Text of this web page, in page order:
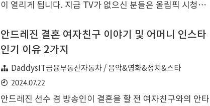
려져 있지 않습니다. 주요 학력으로는 울릉고..
이 열리게 됩니다. 지금 TV가 없으신 분들은 올림픽 시청이
퓨터로 실시간 중계 보는 방법과 대한민국 주요 경기 일정 보
는 방법을 알려 드리니 이 방법으로 바로 시청을 해 보시기
인구도 많이 늘어날 것으로 보이는데요 최근 배드민턴 협회
와의 갈등으로 많은 고충을 겪었던 것으로 보이는데요 파리
올림픽 세계랭킹 1위는 아니지만 우상형 선수 경기도 어제
안드레진 결혼 여자친구 이야기 및 어머니 인스타
인기 이유 2가지
DaddysIT금융부동산자동차 / 음악&영화&정치&스타
2024.07.22
안드레진 선수 겸 방송인이 결혼을 할 전 여자친구와의 안타